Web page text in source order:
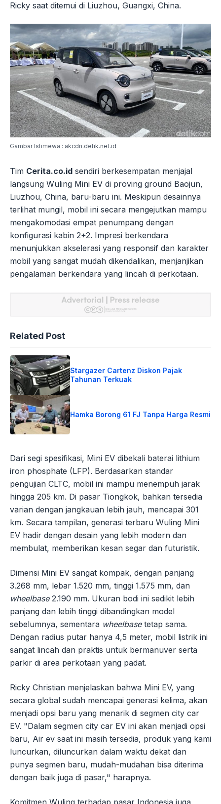
Ricky saat ditemui di Liuzhou, Guangxi, China.
Gambar Istimewa : akcdn.detik.net.id
Tim Cerita.co.id sendiri berkesempatan menjajal
langsung Wuling Mini EV di proving ground Baojun,
Liuzhou, China, baru-baru ini. Meskipun desainnya
terlihat mungil, mobil ini secara mengejutkan mampu
mengakomodasi empat penumpang dengan
konfigurasi kabin 2+2. Impresi berkendara
menunjukkan akselerasi yang responsif dan karakter
mobil yang sangat mudah dikendalikan, menjanjikan
pengalaman berkendara yang lincah di perkotaan.
Related Post
Stargazer Cartenz Diskon Pajak
Tahunan Terkuak
Hamka Borong 61 FJ Tanpa Harga Resmi
Dari segi spesifikasi, Mini EV dibekali baterai lithium
iron phosphate (LFP). Berdasarkan standar
pengujian CLTC, mobil ini mampu menempuh jarak
hingga 205 km. Di pasar Tiongkok, bahkan tersedia
varian dengan jangkauan lebih jauh, mencapai 301
km. Secara tampilan, generasi terbaru Wuling Mini
EV hadir dengan desain yang lebih modern dan
membulat, memberikan kesan segar dan futuristik.
Dimensi Mini EV sangat kompak, dengan panjang
3.268 mm, lebar 1.520 mm, tinggi 1.575 mm, dan
wheelbase2.190 mm. Ukuran bodi ini sedikit lebih
panjang dan lebih tinggi dibandingkan model
sebelumnya, sementara wheelbasetetap sama.
Dengan radius putar hanya 4,5 meter, mobil listrik ini
sangat lincah dan praktis untuk bermanuver serta
parkir di area perkotaan yang padat.
Ricky Christian menjelaskan bahwa Mini EV, yang
secara global sudah mencapai generasi kelima, akan
menjadi opsi baru yang menarik di segmen city car
EV. "Dalam segmen city car EV ini akan menjadi opsi
baru, Air ev saat ini masih tersedia, produk yang kami
luncurkan, diluncurkan dalam waktu dekat dan
punya segmen baru, mudah-mudahan bisa diterima
dengan baik juga di pasar," harapnya.